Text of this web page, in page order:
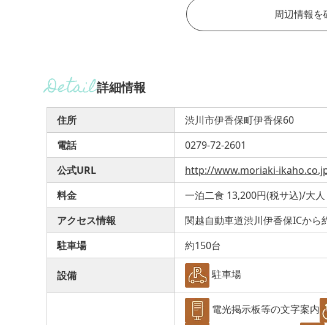
周辺情報を
詳細情報
住所
渋川市伊香保町伊香保60
電話
0279-72-2601
公式URL
http://www.moriaki-
料金
一泊二食 13,200円(税サ込)/大人
アクセス情報
関越自動車道渋川伊香保ICから
駐車場
約150台
設備 駐車場
電光掲示板等の文字案内